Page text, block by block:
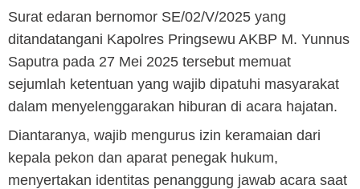
Surat edaran bernomor SE/02/V/2025 yang
ditandatangani Kapolres Pringsewu AKBP M. Yunnus
Saputra pada 27 Mei 2025 tersebut memuat
sejumlah ketentuan yang wajib dipatuhi masyarakat
dalam menyelenggarakan hiburan di acara hajatan.
Diantaranya, wajib mengurus izin keramaian dari
kepala pekon dan aparat penegak hukum,
menyertakan identitas penanggung jawab acara saat